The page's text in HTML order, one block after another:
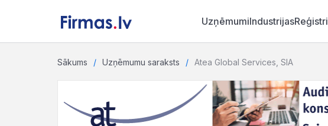
UzņēmumiIndustrijasReģistri
Sākums Uzņēmumu saraksts Atea Global Services, SIA